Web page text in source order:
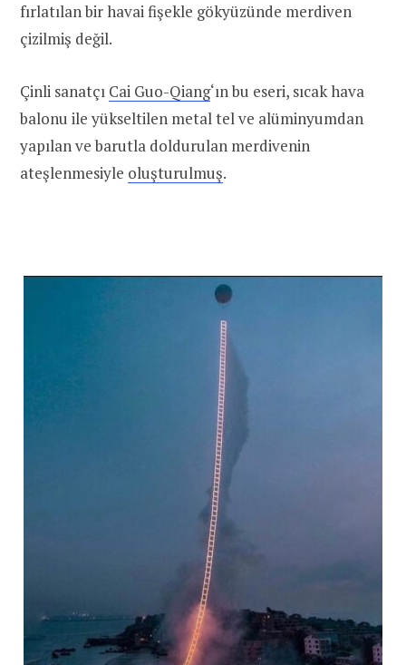
fırlatılan bir havai fişekle gökyüzünde merdiven
çizilmiş değil.
Çinli sanatçı Cai Guo-Qiang‘ın bu eseri, sıcak hava
balonu ile yükseltilen metal tel ve alüminyumdan
yapılan ve barutla doldurulan merdivenin
ateşlenmesiyle oluşturulmuş.